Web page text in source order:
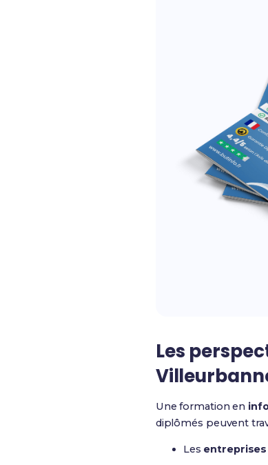
Les
Une formation en
diplômés peuvent
Les